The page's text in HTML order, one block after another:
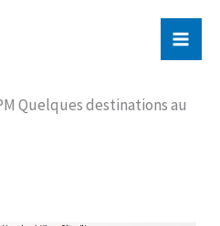
Quelques destinations au